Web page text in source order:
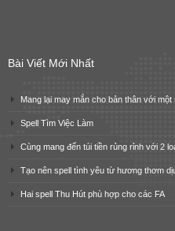
Bài Viết Mới Nhất
Mang lại may mắn cho bản thân với một
Spell Tìm Việc Làm
Cùng mang đến túi tiền rủng rỉnh với 2
Tạo nên spell tình yêu từ hương thơm
Hai spell Thu Hút phù hợp cho các FA